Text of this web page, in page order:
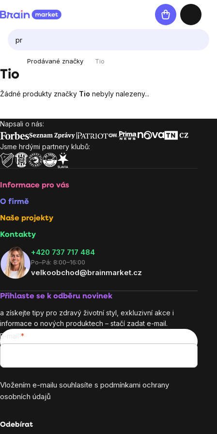
na
Nákupní
košík
Prodávané značky Tio
Tio
Žádné produkty značky Tio nebyly nalezeny...
Zápatí
Napsali o nás:
Jsme hrdými partnery klubů:
Informace pro vás
O firmě
Naše projekty
Kontakty
+420 737 717 484
Po–Pá: 8:00–16:00
velkoobchod@brainmarket.cz
Přihlaste se k odběru novinek
a získejte tipy pro zdravý životní styl, exkluzivní akce i
informace o nových produktech – stačí zadat e-mail.
E-mail
Vložením e-mailu souhlasíte s podmínkami ochrany
osobních údajů
Odebírat